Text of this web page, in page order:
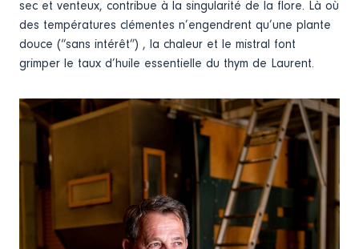
sec et venteux, contribue à la singularité de la flore. Là où
des températures clémentes n’engendrent qu’une plante
douce (“sans intérêt”) , la chaleur et le mistral font
grimper le taux d’huile essentielle du thym de Laurent.